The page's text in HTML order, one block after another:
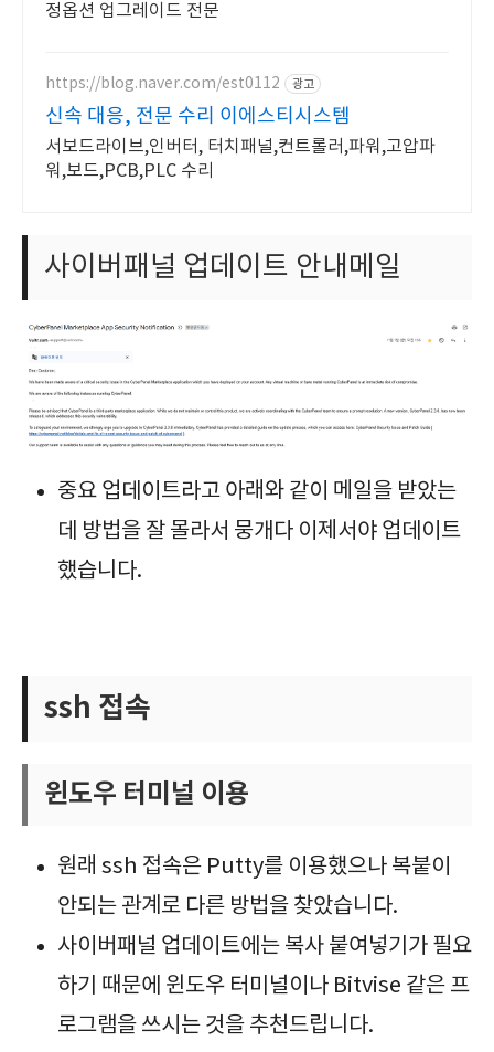
정옵션 업그레이드 전문
https://blog.naver.com/est0112 광고
신속 대응, 전문 수리 이에스티시스템
서보드라이브,인버터, 터치패널,컨트롤러,파워,고압파
워,보드,PCB,PLC 수리
사이버패널 업데이트 안내메일
중요 업데이트라고 아래와 같이 메일을 받았는
데 방법을 잘 몰라서 뭉개다 이제서야 업데이트
했습니다.
ssh 접속
윈도우 터미널 이용
원래 ssh 접속은 Putty를 이용했으나 복붙이
안되는 관계로 다른 방법을 찾았습니다.
사이버패널 업데이트에는 복사 붙여넣기가 필요
하기 때문에 윈도우 터미널이나 Bitvise 같은 프
로그램을 쓰시는 것을 추천드립니다.